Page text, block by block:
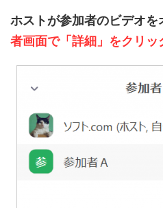
ホストが参加者のビデオを
者画面で「詳細」をクリッ